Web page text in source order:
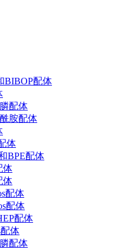
BIBOP配体
配体
胺配体
体
BPE配体
体
体
配体
配体
配体
体
配体